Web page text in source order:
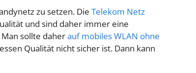
zu setzen. Die Telekom Netz
und sind daher immer eine
Man sollte daherauf mobiles WLAN ohne
Qualität nicht sicher ist. Dann kann